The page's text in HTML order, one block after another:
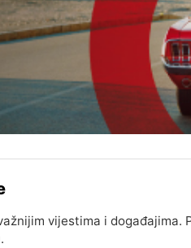
vijestima i događajima.